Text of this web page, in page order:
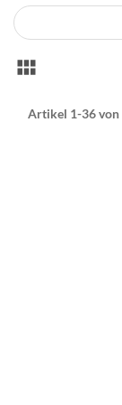
Anzeigen
Liste
Artikel 1-36von